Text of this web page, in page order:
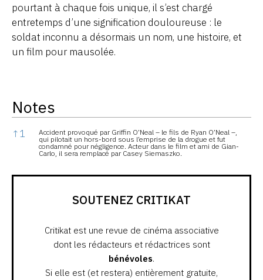
pourtant à chaque fois unique, il s’est chargé
entretemps d’une signification douloureuse : le
soldat inconnu a désormais un nom, une histoire, et
un film pour mausolée.
Notes
Notes
↑ 1
Accident provoqué par Griffin O’Neal – le fils de Ryan O’Neal –,
qui pilotait un hors-bord sous l’emprise de la drogue et fut
condamné pour négligence. Acteur dans le film et ami de Gian-
Carlo, il sera remplacé par Casey Siemaszko.
SOUTENEZ CRITIKAT
Critikat est une revue de cinéma associative
dont les rédacteurs et rédactrices sont
bénévoles.
Si elle est (et restera) entièrement gratuite,